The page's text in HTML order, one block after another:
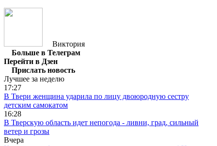
Виктория
Больше в Телеграм
Перейти в Дзен
Прислать новость
Лучшее за неделю
17:27
В Твери женщина ударила по лицу двоюродную сестру
детским самокатом
16:28
В Тверскую область идет непогода - ливни, град, сильный
ветер и грозы
Вчера